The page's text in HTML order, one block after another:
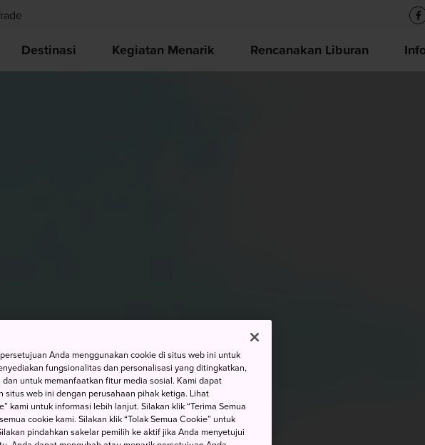
Destinasi Kegiatan Menarik Rencanakan Liburan
Anda menggunakan cookie di situs web ini untuk
fungsionalitas dan personalisasi yang ditingkatkan,
untuk memanfaatkan fitur media sosial. Kami dapat
web ini dengan perusahaan pihak ketiga. Lihat
kami untuk informasi lebih lanjut. Silakan klik “Terima Semua
cookie kami. Silakan klik “Tolak Semua Cookie” untuk
pindahkan sakelar pemilih ke aktif jika Anda menyetujui